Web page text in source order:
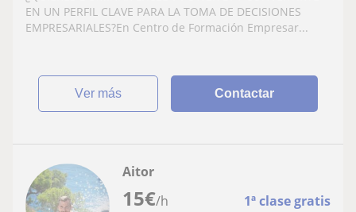
EN UN PERFIL CLAVE PARA LA TOMA DE DECISIONES
EMPRESARIALES?En Centro de Formación Empresar...
ver más Contactar
15€/h 1ª clase gratis
Aitor